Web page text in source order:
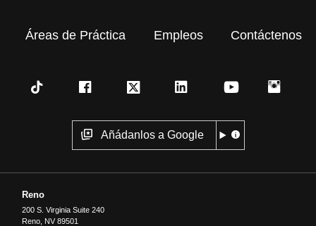
Áreas de Práctica Empleos Contáctenos
Añádanlos a Google
Reno
200 S. Virginia Suite 240
Reno NV 89501